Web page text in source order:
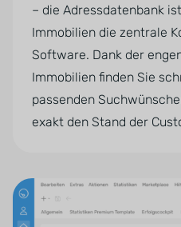
– die Adressdatenbank
Immobilien die zentrale
Software. Dank der
Immobilien finden Sie
passenden
exakt den Stand der